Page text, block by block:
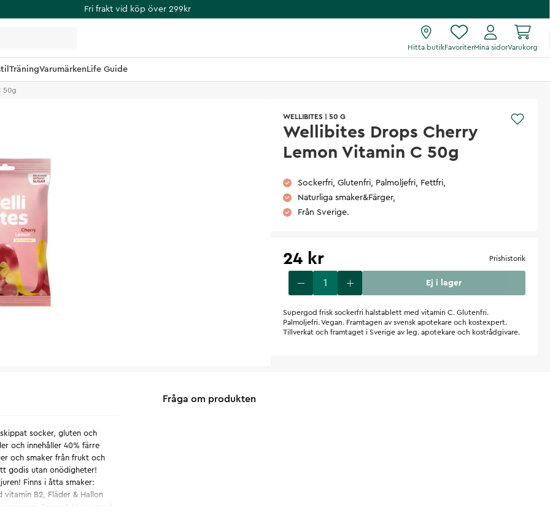
Fri frakt vid köp över 299kr
Hitta butikFavoriterMina sidorVarukorg
TräningVarumärkenLife Guide
50g
WELLIBITES 50 G
Wellibites Drops Cherry
Lemon Vitamin C 50g
Sockerfri, Glutenfri, Palmoljefri, Fettfri,
Naturliga smaker&Färger,
Från Sverige.
24 kr Prishistorik
Ej i lager
Supergod frisk sockerfri halstablett med vitamin C. Glutenfri.
Palmoljefri. Vegan. Framtagen av svensk apotekare och kostexpert.
Tillverkat och framtaget i Sverige av leg. apotekare och kostrådgivare.
socker, gluten och
och innehåller 40% färre
och smaker från frukt och
godis utan onödigheter!
Finns i åtta smaker:
vitamin B2, Fläder & Hallon
Päron & Melon med
Fråga om produkten